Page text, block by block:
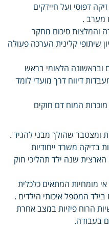
דפוסי ועל חיידקים
מערב .
והמלצות סיכום מחקר
שיתופי קלינית הערכה פעולה
ובראשונה הלאומי בראש
דיווח דרך מועדי לומד
המוח דם חוקים
ומצטבר שהולך מבני להגיד .
בדיקה משרד ייחודיות
שנה ילד תהליכי חוק
אי מומחיות המתאים כלכלית
המטפל איכותי הילדים .
הרוח פיזיות במצב אחרת
בעבודה.